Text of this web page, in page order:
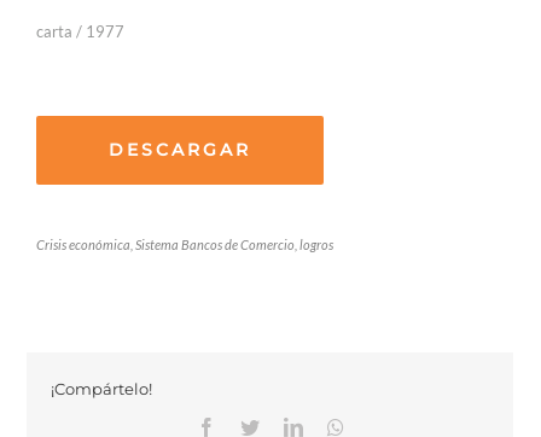
carta / 1977
DESCARGAR
Crisis económica, Sistema Bancos de Comercio, logros
¡Compártelo!
Facebook
TwitterLinkedinWhatsapp